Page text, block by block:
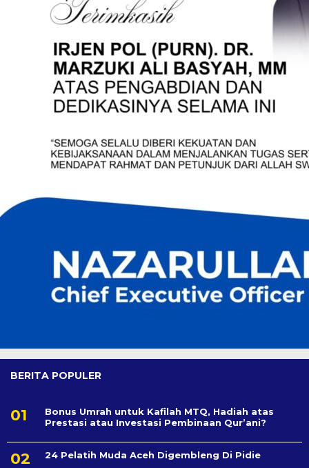
BERITA POPULER
Bonus Umrah untuk Kafilah MTQ, Hadiah atas
Prestasi atau Investasi Pembinaan Qur’ani?
24 Pelatih Muda Aceh Digembleng Di Pidie